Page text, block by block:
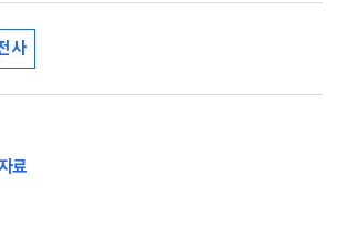
사
료